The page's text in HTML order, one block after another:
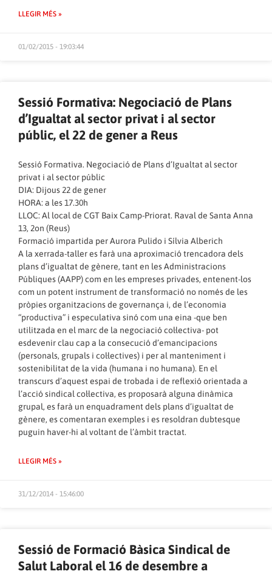
LLEGIR MÉS »
01/02/2015 - 19:03:44
Sessió Formativa: Negociació de Plans
d’Igualtat al sector privat i al sector
públic, el 22 de gener a Reus
Sessió Formativa. Negociació de Plans d’Igualtat al sector
privat i al sector públic
DIA: Dijous 22 de gener
HORA: a les 17.30h
LLOC: Al local de CGT Baix Camp-Priorat. Raval de Santa Anna
13, 2on (Reus)
Formació impartida per Aurora Pulido i Sílvia Alberich
A la xerrada-taller es farà una aproximació trencadora dels
plans d’igualtat de gènere, tant en les Administracions
Públiques (AAPP) com en les empreses privades, entenent-los
com un potent instrument de transformació no només de les
pròpies organitzacions de governança i, de l’economia
“productiva” i especulativa sinó com una eina -que ben
utilitzada en el marc de la negociació col·lectiva- pot
esdevenir clau cap a la consecució d’emancipacions
(personals, grupals i col·lectives) i per al manteniment i
sostenibilitat de la vida (humana i no humana). En el
transcurs d’aquest espai de trobada i de reflexió orientada a
l’acció sindical col·lectiva, es proposarà alguna dinàmica
grupal, es farà un enquadrament dels plans d’igualtat de
gènere, es comentaran exemples i es resoldran dubtesque
puguin haver-hi al voltant de l’àmbit tractat.
LLEGIR MÉS »
31/12/2014 - 15:46:00
Sessió de Formació Bàsica Sindical de
Salut Laboral el 16 de desembre a